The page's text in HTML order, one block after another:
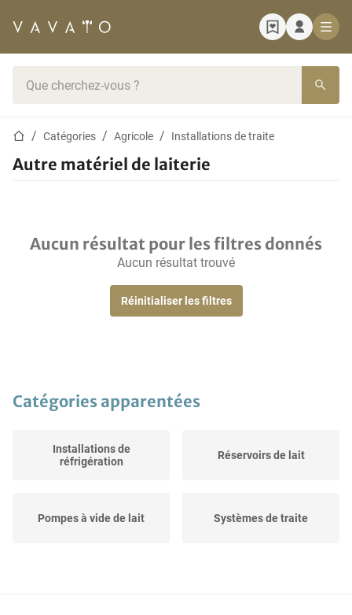
Page d'accueil
Catégories Agricole Installations de traite
Autre matériel de laiterie
Aucun résultat pour les filtres donnés
Aucun résultat trouvé
Réinitialiser les filtres
Catégories apparentées
Installations de
réfrigération
Réservoirs de lait
Pompes à vide de lait Systèmes de traite